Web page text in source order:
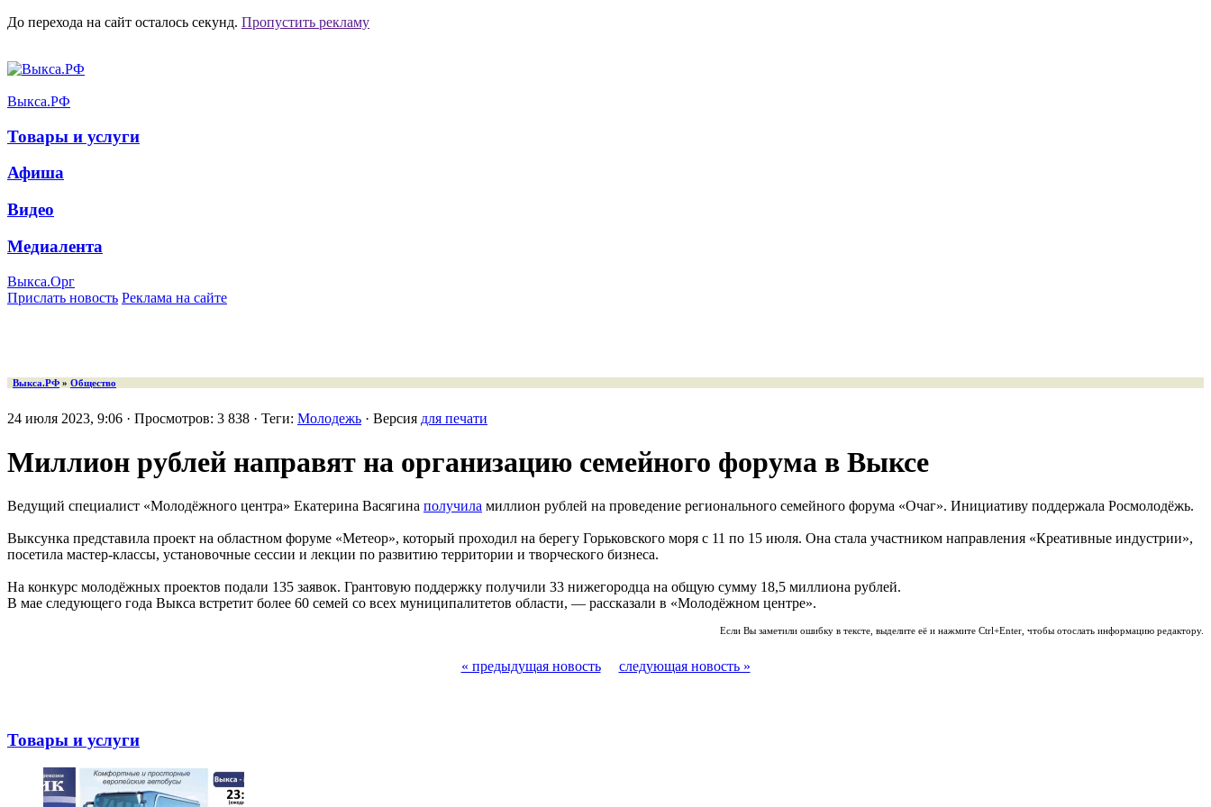
До перехода на сайт осталось секунд. Пропустить рекламу
Выкса.РФ
Товары и услуги
Афиша
Видео
Медиалента
Выкса.Орг
Прислать новость Реклама на сайте
Выкса.РФ » Общество
24 июля 2023, 9:06 · Просмотров: 3 838 · Теги: Молодежь · Версия для печати
Миллион рублей направят на организацию семейного форума в Выксе
Ведущий специалист «Молодёжного центра» Екатерина Васягина получила миллион рублей на проведение регионального семейного форума «Очаг». Инициативу поддержала Росмолодёжь.
Выксунка представила проект на областном форуме «Метеор», который проходил на берегу Горьковского моря с 11 по 15 июля. Она стала участником направления «Креативные индустрии»,
посетила мастер-классы, установочные сессии и лекции по развитию территории и творческого бизнеса.
На конкурс молодёжных проектов подали 135 заявок. Грантовую поддержку получили 33 нижегородца на общую сумму 18,5 миллиона рублей.
В мае следующего года Выкса встретит более 60 семей со всех муниципалитетов области, — рассказали в «Молодёжном центре».
Если Вы заметили ошибку в тексте, выделите её и нажмите Ctrl+Enter, чтобы отослать информацию редактору.
« предыдущая новость следующая новость »
Товары и услуги